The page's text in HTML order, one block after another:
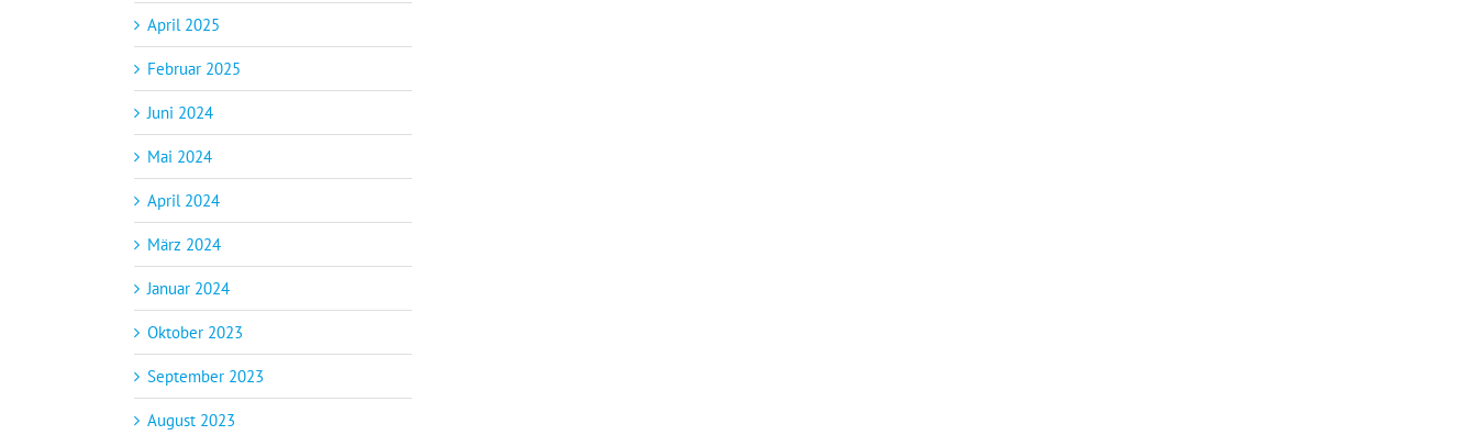
April 2025
Februar 2025
Juni 2024
Mai 2024
April 2024
März 2024
Januar 2024
Oktober 2023
September 2023
August 2023